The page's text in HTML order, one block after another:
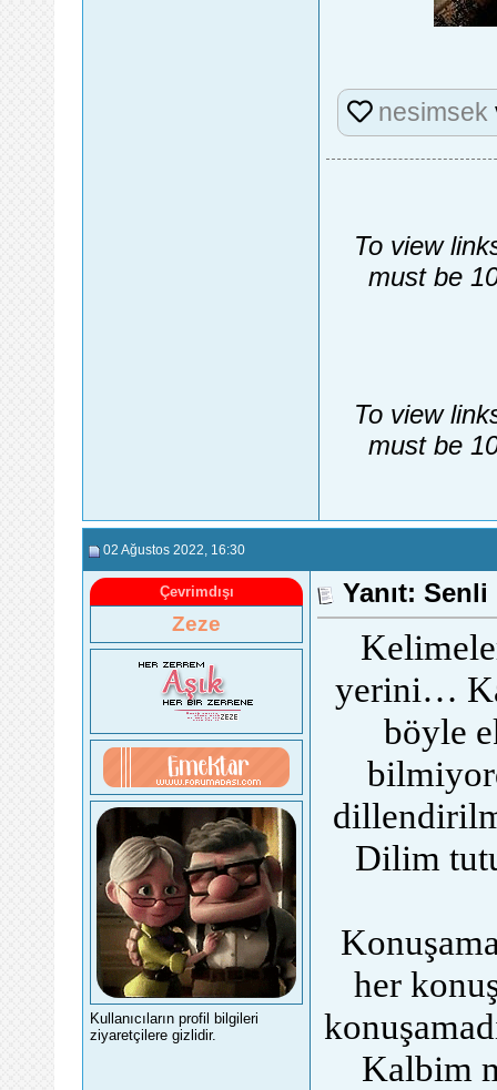
nesimsek
To view
must be
To view
must be
02 Ağustos 2022 , 16:30
Çevrimdışı
Zeze
Kullanıcıların profil bilgileri
ziyaretçilere gizlidir.
Yanıt:
yerini…
böyle
Dilim
her
Kalbim